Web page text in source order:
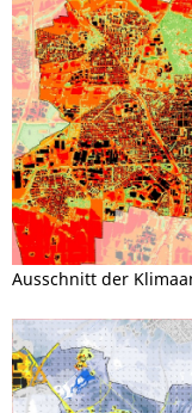
Ausschnitt der